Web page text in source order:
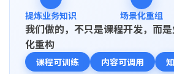
提炼业务知识 场景化重组
我们做的，不只是课程开发，而
化重构
课程可训练 内容可调用